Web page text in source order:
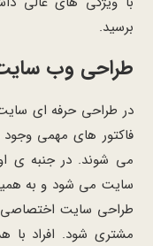
برسید.
طراحی وب
در طراحی حرفه ای
فاکتور های مهمی
می شوند. در جنبه ی
سایت می شود و به همین
طراحی سایت اختصاصی
مشتری شود. افراد